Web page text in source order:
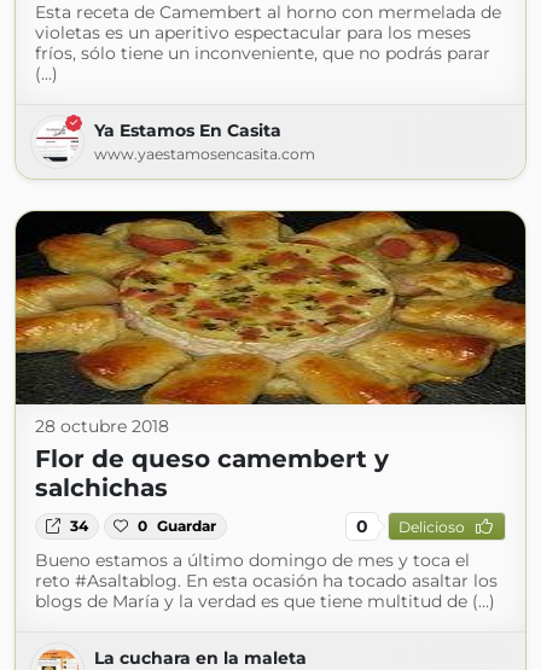
Esta receta de Camembert al horno con mermelada de
violetas es un aperitivo espectacular para los meses
fríos, sólo tiene un inconveniente, que no podrás parar
(...)
Ya Estamos En Casita
www.yaestamosencasita.com
28 octubre 2018
Flor de queso camembert y
salchichas
34 0 Guardar 0 Delicioso
Bueno estamos a último domingo de mes y toca el
reto #Asaltablog. En esta ocasión ha tocado asaltar los
blogs de María y la verdad es que tiene multitud de (...)
La cuchara en la maleta